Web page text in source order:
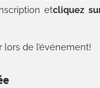
etcliquez sur
de l’événement!